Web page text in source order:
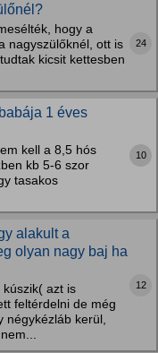
hogy a
nagyszülőknél, ott is
kicsit kettesben
24
1 éves
kell a 8,5 hós
kb 5-6 szor
tasakos
10
alakult a
olyan nagy baj ha
kúszik( azt is
feltérdelni de még
négykézláb kerül,
12